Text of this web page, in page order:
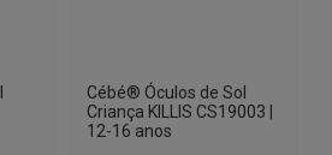
Cébé® Óculos de Sol
Criança KILLIS CS19003 |
12-16 anos